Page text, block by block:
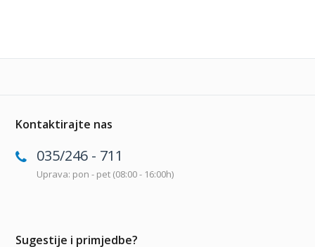
Kontaktirajte nas
035/246 - 711
Uprava: pon - pet (08:00 - 16:00h)
Sugestije i primjedbe?